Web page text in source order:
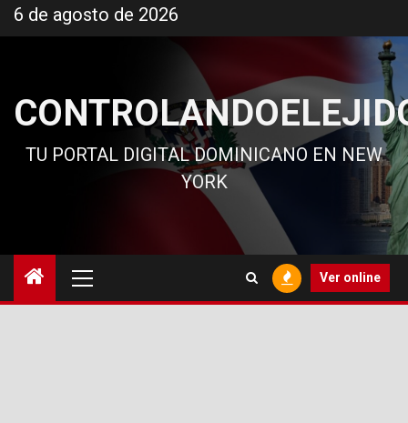
al
6 de agosto de 2026
TU PORTAL DIGITAL DOMINICANO EN NEW
YORK
principal
Ver online